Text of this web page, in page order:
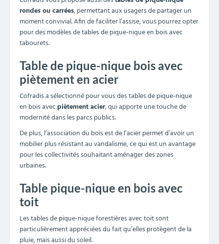
Sur devis
Les avantages des tables de
pique-nique en bois pour les
collectivités
chaleureuse
Les tables pique-nique en bois sont particulièrement
appréciées par les usages pour leur confort, leur convivialité
et leur authenticité. Étant conçues en bois, elless’intègrent
parfaitement dans la nature